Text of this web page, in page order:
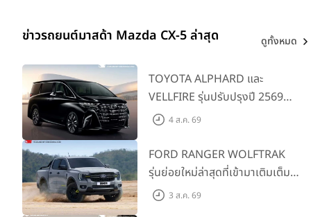
ข่าวรถยนต์มาสด้า Mazda CX-5 ล่าสุด ดูทั้งหมด
TOYOTA ALPHARD และ
VELLFIRE รุ่นปรับปรุงปี 2569
พร้อมรุ่นย่อยใหม่ HEV SMART
4 ส.ค. 69
FORD RANGER WOLFTRAK
รุ่นย่อยใหม่ล่าสุดที่เข้ามาเติมเต็ม
ไลน์อัป พร้อมตอบโจทย์ทุกการ
3 ส.ค. 69